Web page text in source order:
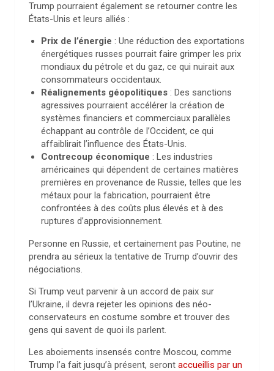
Trump pourraient également se retourner contre les
États-Unis et leurs alliés :
Prix de l’énergie : Une réduction des exportations
énergétiques russes pourrait faire grimper les prix
mondiaux du pétrole et du gaz, ce qui nuirait aux
consommateurs occidentaux.
Réalignements géopolitiques : Des sanctions
agressives pourraient accélérer la création de
systèmes financiers et commerciaux parallèles
échappant au contrôle de l’Occident, ce qui
affaiblirait l’influence des États-Unis.
Contrecoup économique : Les industries
américaines qui dépendent de certaines matières
premières en provenance de Russie, telles que les
métaux pour la fabrication, pourraient être
confrontées à des coûts plus élevés et à des
ruptures d’approvisionnement.
Personne en Russie, et certainement pas Poutine, ne
prendra au sérieux la tentative de Trump d’ouvrir des
négociations.
Si Trump veut parvenir à un accord de paix sur
l’Ukraine, il devra rejeter les opinions des néo-
conservateurs en costume sombre et trouver des
gens qui savent de quoi ils parlent.
Les aboiements insensés contre Moscou, comme
Trump l’a fait jusqu’à présent, seront accueillis par un